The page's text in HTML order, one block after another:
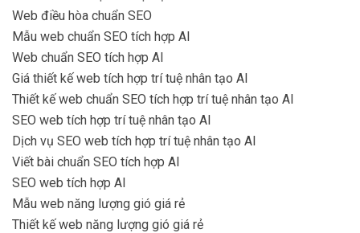
Web điều hòa chuẩn SEO
Mẫu web chuẩn SEO tích hợp AI
Web chuẩn SEO tích hợp AI
Giá thiết kế web tích hợp trí tuệ nhân tạo AI
Thiết kế web chuẩn SEO tích hợp trí tuệ nhân tạo AI
SEO web tích hợp trí tuệ nhân tạo AI
Dịch vụ SEO web tích hợp trí tuệ nhân tạo AI
Viết bài chuẩn SEO tích hợp AI
SEO web tích hợp AI
Mẫu web năng lượng gió giá rẻ
Thiết kế web năng lượng gió giá rẻ